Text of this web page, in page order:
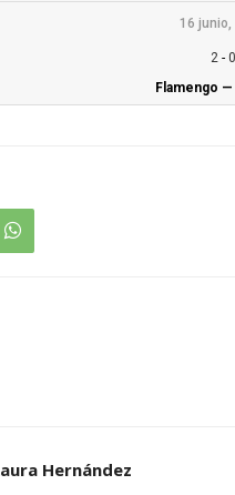
16 junio,
2 - 0
Flamengo —
Hernández